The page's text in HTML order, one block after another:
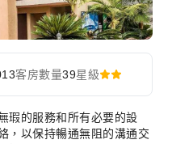
客房數量39星級
瑕的服務和所有必要的設
，以保持暢通無阻的溝通交